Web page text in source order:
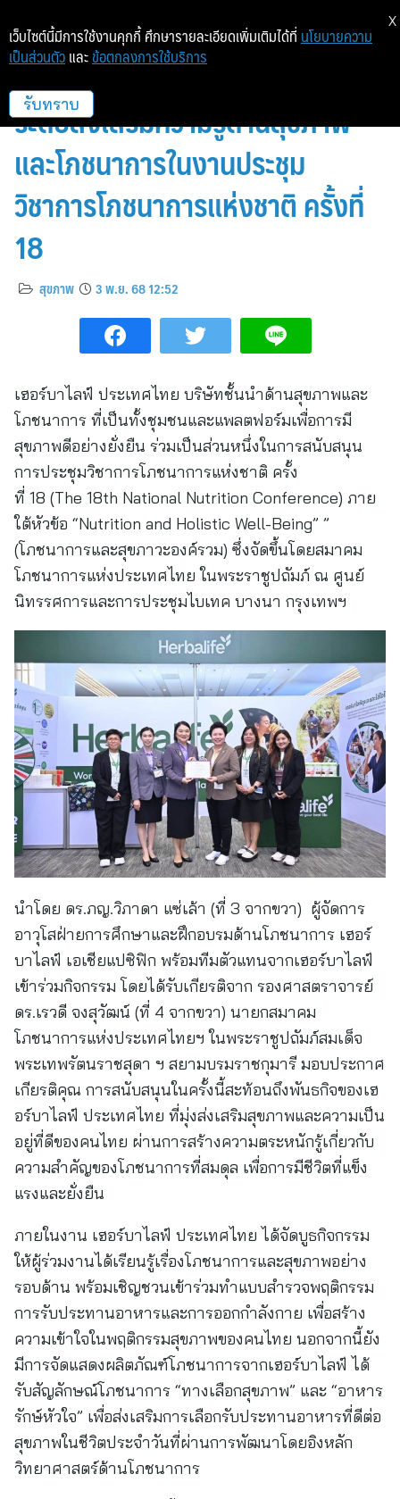
เฮอร์บาไลฟ์ ประเทศไทย ร่วมยก
ระดับส่งเสริมความรู้ด้านสุขภาพ
และโภชนาการในงานประชุม
วิชาการโภชนาการแห่งชาติ ครั้งที่
18
สุขภาพ 3 พ.ย. 68 12:52
เฮอร์บาไลฟ์ ประเทศไทย บริษัทชั้นนำด้านสุขภาพและ
โภชนาการ ที่เป็นทั้งชุมชนและแพลตฟอร์มเพื่อการมี
สุขภาพดีอย่างยั่งยืน ร่วมเป็นส่วนหนึ่งในการสนับสนุน
การประชุมวิชาการโภชนาการแห่งชาติ ครั้ง
ที่ 18 (The 18th National Nutrition Conference) ภาย
ใต้หัวข้อ “Nutrition and Holistic Well-Being” ”
(โภชนาการและสุขภาวะองค์รวม) ซึ่งจัดขึ้นโดยสมาคม
โภชนาการแห่งประเทศไทย ในพระราชูปถัมภ์ ณ ศูนย์
นิทรรศการและการประชุมไบเทค บางนา กรุงเทพฯ
นำโดย ดร.ภญ.วิภาดา แซ่เล้า (ที่ 3 จากขวา) ผู้จัดการ
อาวุโสฝ่ายการศึกษาและฝึกอบรมด้านโภชนาการ เฮอร์
บาไลฟ์ เอเชียแปซิฟิก พร้อมทีมตัวแทนจากเฮอร์บาไลฟ์
เข้าร่วมกิจกรรม โดยได้รับเกียรติจาก รองศาสตราจารย์
ดร.เรวดี จงสุวัฒน์ (ที่ 4 จากขวา) นายกสมาคม
โภชนาการแห่งประเทศไทยฯ ในพระราชูปถัมภ์สมเด็จ
พระเทพรัตนราชสุดา ฯ สยามบรมราชกุมารี มอบประกาศ
เกียรติคุณ การสนับสนุนในครั้งนี้สะท้อนถึงพันธกิจของเฮ
อร์บาไลฟ์ ประเทศไทย ที่มุ่งส่งเสริมสุขภาพและความเป็น
อยู่ที่ดีของคนไทย ผ่านการสร้างความตระหนักรู้เกี่ยวกับ
ความสำคัญของโภชนาการที่สมดุล เพื่อการมีชีวิตที่แข็ง
แรงและยั่งยืน
ภายในงาน เฮอร์บาไลฟ์ ประเทศไทย ได้จัดบูธกิจกรรม
ให้ผู้ร่วมงานได้เรียนรู้เรื่องโภชนาการและสุขภาพอย่าง
รอบด้าน พร้อมเชิญชวนเข้าร่วมทำแบบสำรวจพฤติกรรม
การรับประทานอาหารและการออกกำลังกาย เพื่อสร้าง
ความเข้าใจในพฤติกรรมสุขภาพของคนไทย นอกจากนี้ยัง
มีการจัดแสดงผลิตภัณฑ์โภชนาการจากเฮอร์บาไลฟ์ ได้
รับสัญลักษณ์โภชนาการ “ทางเลือกสุขภาพ” และ “อาหาร
รักษ์หัวใจ” เพื่อส่งเสริมการเลือกรับประทานอาหารที่ดีต่อ
สุขภาพในชีวิตประจำวันที่ผ่านการพัฒนาโดยอิงหลัก
วิทยาศาสตร์ด้านโภชนาการ
เว็บไซต์นี้มีการใช้งานคุกกี้ ศึกษารายละเอียดเพิ่มเติมได้ที่ นโยบายความ
เป็นส่วนตัว และ ข้อตกลงการใช้บริการ
รับทราบ
X